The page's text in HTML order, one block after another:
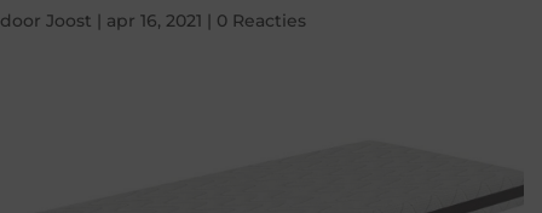
door Joost | apr 16, 2021 | 0 Reacties